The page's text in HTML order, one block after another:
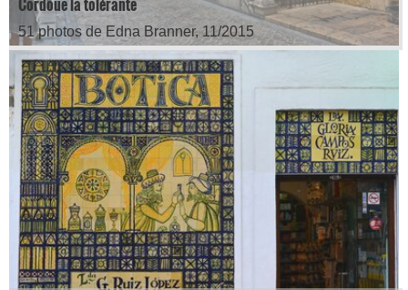
Cordoue la tolérante
51 photos de Edna Branner, 11/2015